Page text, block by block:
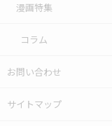
漫画特集
コラム
お問い合わせ
サイトマップ